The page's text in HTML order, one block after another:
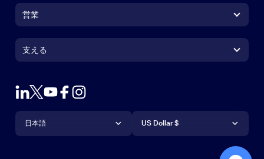
Zoom Rooms アプリZoom Rooms アプリ
Zoom Rooms コントローラ
Outlook プラグイン
Androidアプリ
営業
営業担当にお問い合わせ
デモを申し込む
ウェビナーとイベント
Zoom Experience CenterZoom Experience Center
支える
支える
アカウント
サポートセンター
ラーニングセンター
言語
日本語
通貨
US Dollar $